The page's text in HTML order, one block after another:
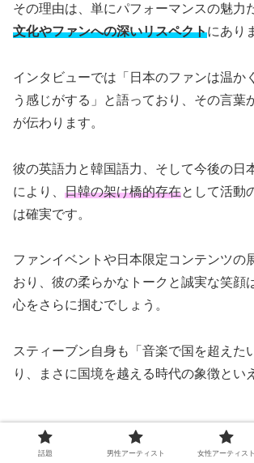
その理由は、単にパフォーマンスの魅力
文化やファンへの深いリスペクトにあり
インタビューでは「日本のファンは温か
う感じがする」と語っており、その言葉
が伝わります。
彼の英語力と韓国語力、そして今後の日
により、 日韓の架け橋的存在として活動
は確実です。
ファンイベントや日本限定コンテンツの
おり、彼の柔らかなトークと誠実な笑顔
心をさらに掴むでしょう。
スティーブン自身も「音楽で国を超えた
り、まさに国境を越える時代の象徴とい
グローバル戦略：韓国・欧米・ア
話題 男性アーティスト 女性アーティスト